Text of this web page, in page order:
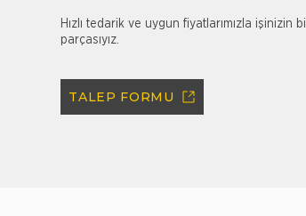
Hızlı tedarik ve uygun fiyatlarımızla işinizin
parçasıyız.
TALEP FORMU